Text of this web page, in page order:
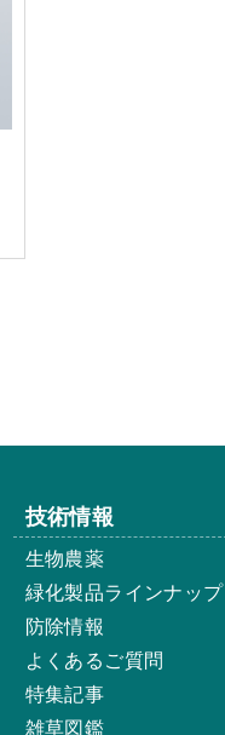
技術情報
生物農薬
緑化製品ラインナップ
防除情報
よくあるご質問
特集記事
雑草図鑑